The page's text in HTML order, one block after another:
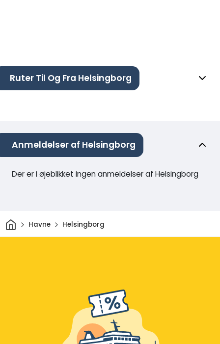
Ruter Til Og Fra Helsingborg
Anmeldelser af Helsingborg
Der er i øjeblikket ingen anmeldelser af Helsingborg
HjemHavne Helsingborg